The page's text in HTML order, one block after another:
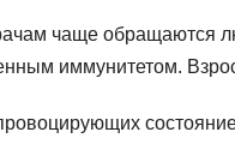
чаще обращаются
иммунитетом.